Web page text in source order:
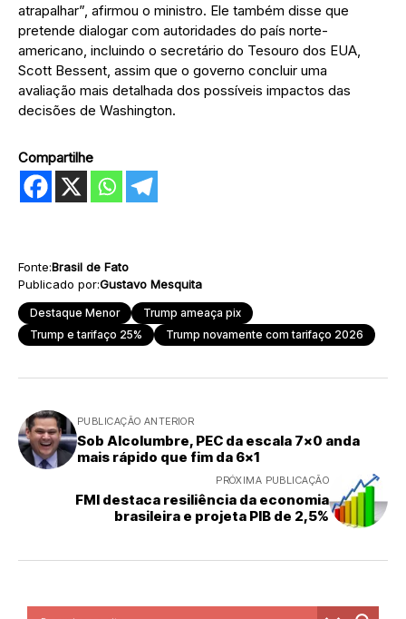
atrapalhar”, afirmou o ministro. Ele também disse que
pretende dialogar com autoridades do país norte-
americano, incluindo o secretário do Tesouro dos EUA,
Scott Bessent, assim que o governo concluir uma
avaliação mais detalhada dos possíveis impactos das
decisões de Washington.
Compartilhe
Fonte:Brasil de Fato
Publicado por:Gustavo Mesquita
Destaque Menor
Trump ameaça pix
Trump e tarifaço 25%
Trump novamente com tarifaço 2026
PUBLICAÇÃO ANTERIOR
Sob Alcolumbre, PEC da escala 7×0 anda
mais rápido que fim da 6×1
PRÓXIMA PUBLICAÇÃO
FMI destaca resiliência da economia
brasileira e projeta PIB de 2,5%